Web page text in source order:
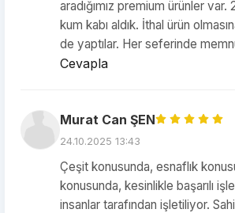
aradığımız premium ürünler
kum kabı aldık. İthal ürün
de yaptılar. Her seferinde
Cevapla
Murat Can ŞEN
24.10.2025 13:43
Çeşit konusunda, esnaflık
konusunda, kesinlikle başarılı
insanlar tarafından işletiliyor.